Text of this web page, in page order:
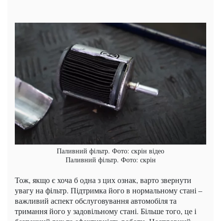
Паливний фільтр. Фото: скрін відео
Паливний фільтр. Фото: скрін
Тож, якщо є хоча б одна з цих ознак, варто звернути
увагу на фільтр. Підтримка його в нормальному стані –
важливий аспект обслуговування автомобіля та
тримання його у задовільному стані. Більше того, це і